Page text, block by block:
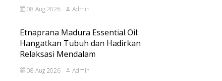
08 Aug 2026 Admin
Etnaprana Madura Essential Oil:
Hangatkan Tubuh dan Hadirkan
Relaksasi Mendalam
08 Aug 2026 Admin